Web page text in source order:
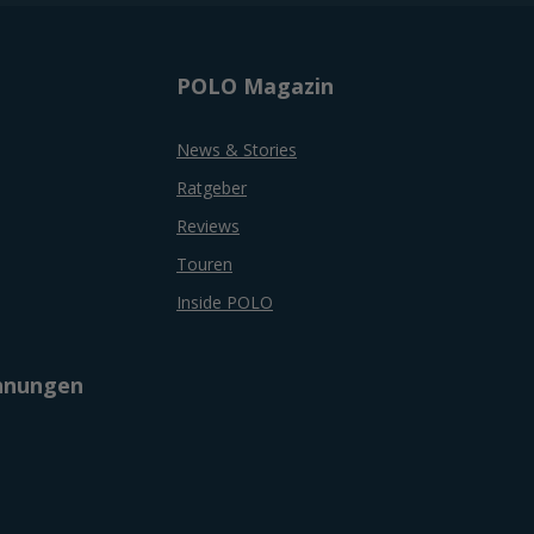
POLO Magazin
News & Stories
Ratgeber
Reviews
Touren
Inside POLO